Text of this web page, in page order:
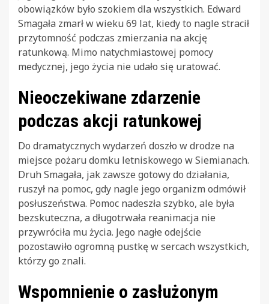
obowiązków było szokiem dla wszystkich. Edward
Smagała zmarł w wieku 69 lat, kiedy to nagle stracił
przytomność podczas zmierzania na akcję
ratunkową. Mimo natychmiastowej pomocy
medycznej, jego życia nie udało się uratować.
Nieoczekiwane zdarzenie
podczas akcji ratunkowej
Do dramatycznych wydarzeń doszło w drodze na
miejsce pożaru domku letniskowego w Siemianach.
Druh Smagała, jak zawsze gotowy do działania,
ruszył na pomoc, gdy nagle jego organizm odmówił
posłuszeństwa. Pomoc nadeszła szybko, ale była
bezskuteczna, a długotrwała reanimacja nie
przywróciła mu życia. Jego nagłe odejście
pozostawiło ogromną pustkę w sercach wszystkich,
którzy go znali.
Wspomnienie o zasłużonym